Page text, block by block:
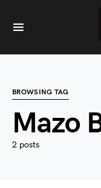
BROWSING TAG
Mazo
2 posts